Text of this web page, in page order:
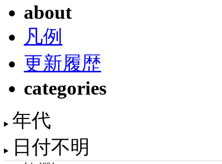
about
凡例
更新履歴
categories
年代
日付不明